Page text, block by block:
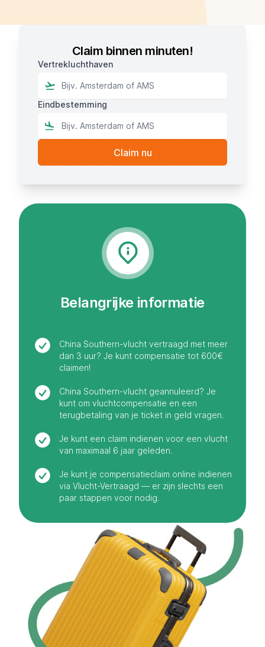
Claim binnen minuten!
Vertrekluchthaven
Eindbestemming
Belangrijke informatie
China Southern-vlucht vertraagd met meer
dan 3 uur? Je kunt compensatie tot 600€
claimen!
China Southern-vlucht geannuleerd? Je
kunt om vluchtcompensatie en een
terugbetaling van je ticket in geld vragen.
Je kunt een claim indienen voor een vlucht
van maximaal 6 jaar geleden.
Je kunt je compensatieclaim online indienen
via Vlucht-Vertraagd — er zijn slechts een
paar stappen voor nodig.